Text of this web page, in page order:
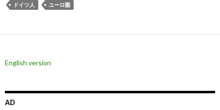
ドイツ人 ユーロ圏
English version
AD